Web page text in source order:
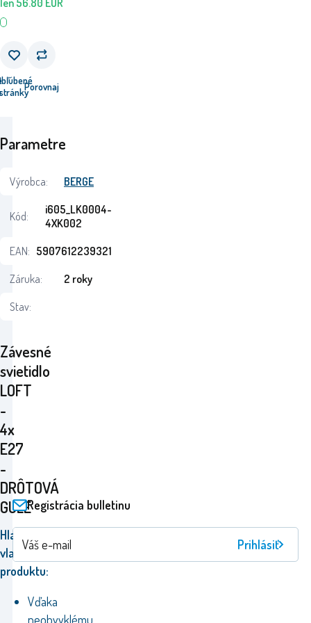
len 56.80 EUR
stránkyPorovnaj
Závesné
svietidlo
LOFT
-
4x
E27
-
DRÔTOVÁ
GULE
Hlavné
vlastnosti
produktu:
Vďaka
neobvyklému
Parametre
Výrobca: BERGE
Kód:
i605_LK0004-
4XK002
EAN: 5907612239321
Záruka:
2 roky
Stav:
Registrácia bulletinu
Prihlásiť